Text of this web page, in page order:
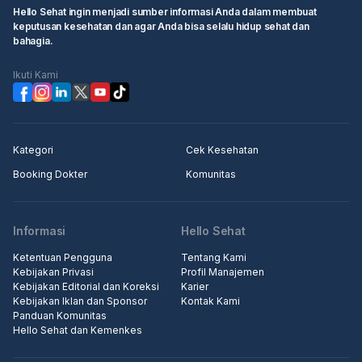
Hello Sehat ingin menjadi sumber informasi Anda dalam membuat
keputusan kesehatan dan agar Anda bisa selalu hidup sehat dan
bahagia.
Ikuti Kami
Kategori
Cek Kesehatan
Booking Dokter
Komunitas
Informasi
Ketentuan Pengguna
Kebijakan Privasi
Kebijakan Editorial dan Koreksi
Kebijakan Iklan dan Sponsor
Panduan Komunitas
Hello Sehat dan Kemenkes
Hello Sehat
Tentang Kami
Profil Manajemen
Karier
Kontak Kami